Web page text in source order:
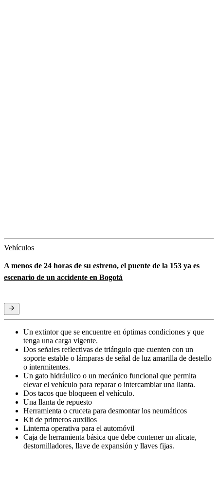
Vehículos
A menos de 24 horas de su estreno, el puente de la 153 ya es
escenario de un accidente en Bogotá
Un extintor que se encuentre en óptimas condiciones y que
tenga una carga vigente.
Dos señales reflectivas de triángulo que cuenten con un
soporte estable o lámparas de señal de luz amarilla de destello
o intermitentes.
Un gato hidráulico o un mecánico funcional que permita
elevar el vehículo para reparar o intercambiar una llanta.
Dos tacos que bloqueen el vehículo.
Una llanta de repuesto
Herramienta o cruceta para desmontar los neumáticos
Kit de primeros auxilios
Linterna operativa para el automóvil
Caja de herramienta básica que debe contener un alicate,
destornilladores, llave de expansión y llaves fijas.